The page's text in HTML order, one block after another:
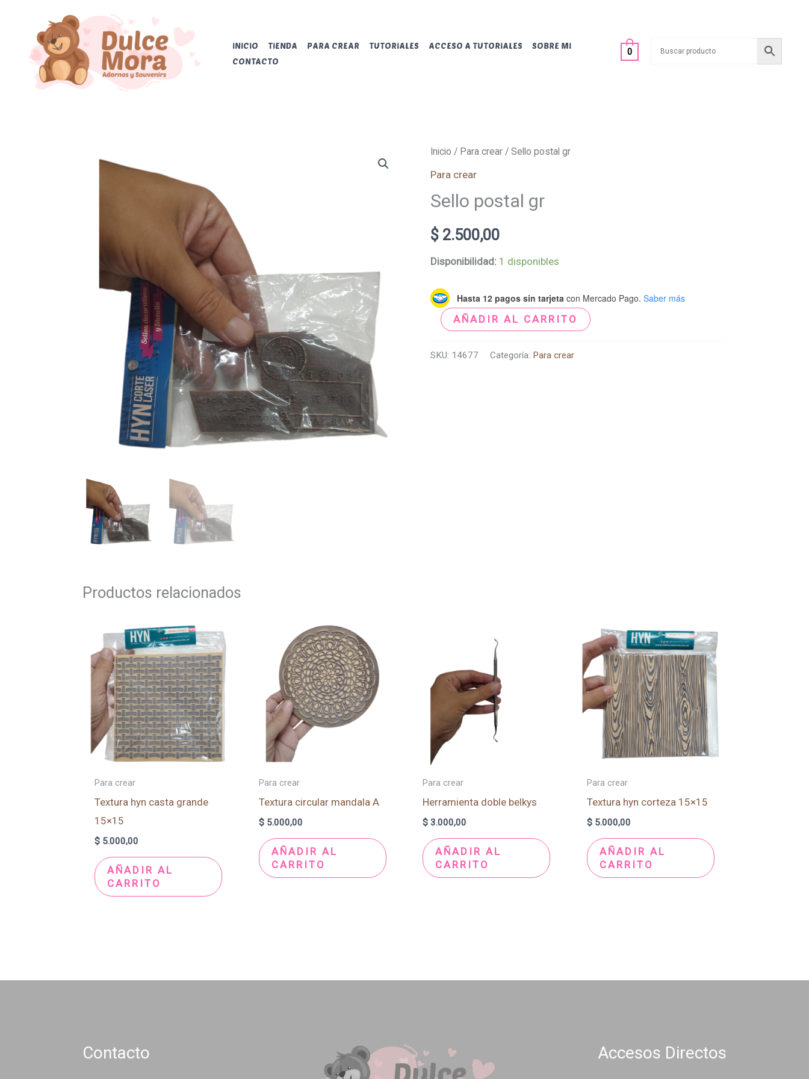
contenido
INICIO TIENDA PARA CREAR TUTORIALES ACCESO A TUTORIALES
SOBRE MI
CONTACTO
0
Inicio / Para crear/ Sello postal gr
Para crear
Sello postal gr
$2.500,00
Disponibilidad: 1 disponibles
Hasta 12 pagos sin tarjeta con Mercado Pago. Saber más
Sello
postal
cantidad
AÑADIR AL CARRITO
SKU: 14677 Categoría: Para crear
Productos relacionados
Para crear
Textura hyn casta grande
15×15
$ 5.000,00
AÑADIR AL
CARRITO
Para crear
Textura circular mandala A
$5.000,00
AÑADIR AL
CARRITO
Para crear
Herramienta doble belkys
$ 3.000,00
AÑADIR AL
CARRITO
Para crear
Textura hyn corteza 15×15
$5.000,00
AÑADIR AL
CARRITO
Contacto Accesos Directos